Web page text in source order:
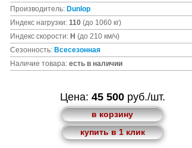
Производитель: Dunlop
Индекс нагрузки: 110 (до 1060 кг)
Индекс скорости: H (до 210 км/ч)
Сезонность: Всесезонная
Наличие товара: есть в наличии
Цена: 45 500руб./шт.
в корзину
купить в 1 клик